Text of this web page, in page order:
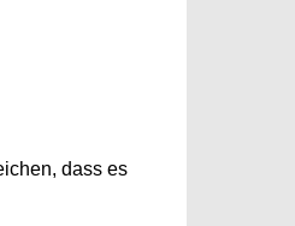
dass es